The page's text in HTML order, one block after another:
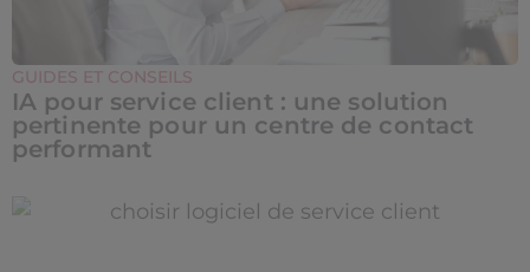
GUIDES ET CONSEILS
IA pour service client : une solution
pertinente pour un centre de contact
performant